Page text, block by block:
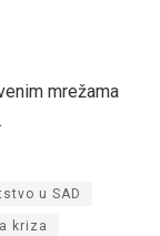
mrežama
.
u SAD
kriza